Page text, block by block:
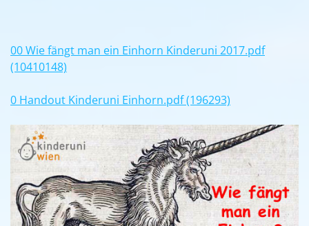
00 Wie fängt man ein Einhorn Kinderuni 2017.pdf
(10410148)
0 Handout Kinderuni Einhorn.pdf (196293)